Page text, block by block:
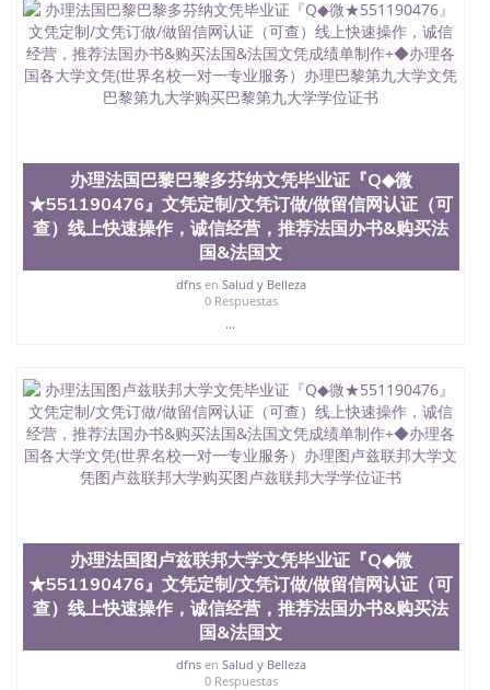
外文凭质量QQ微信551190476国外本科毕业证怎么办
理QQ微信551190476国外大学文凭真制作QQ微信
551190476办国外文凭可找工作QQ微信551190476国
外大学有毕业证QQ微信551190476办理国外毕业证价
格QQ微信551190476国外编号查询QQ微信551190476
551190476 国外资格证书办理QQ微信551190476如何
办理学历认证QQ微信551190476海外文凭认证办理
QQ微信551190476 圣何塞州立大学（San Jose State
University, 又译为“圣荷西州立大学”）成立于1857
年，简称SJSU，是加州历史悠久的大学之一，也是美
西地区的公立大学之一。位于圣何塞市San Jose中
心，占地154公顷。它是一所位于加利福尼亚州的著
名综合性公立大学，它以极高的就业率，全美名列前
合性大学，每年有来自世界各地的成百上千的海外学
生前往求学。 至今，这是一所在世界上享有学术地
位、声誉、实习机会和影响力的高等教育机构，并获
誉为美国本科教育质量的核心代表。其计算机系与会
计系更是在当今美国大学教学排名中表现优异。其毕
业生大多可以在其所处地域的世界硅谷中心得到工作
(UC)，还是加州州立大学系统(CSU), 圣何塞州立大学
都占据着加州所有大学中的地理位置。 圣何塞州立大
学座落于硅谷(Silicon Valley), 于附近的旧金山-圣何塞
地区为全美的重要科技中心。约有学生三万人，超过
134种学士学科和65个硕士学科，并有来自世界60余
国的学生来此就读。其有名的科系如计算机科学，电
子工程学，工商管理学，艺术设计，和航空学等，深
办理法国巴黎巴黎多芬纳文凭毕业证『Q◆微
★551190476』文凭定制/文凭订做/做留信网认证（可
查）线上快速操作，诚信经营，推荐法国办书&购买法
国&法国文
dfnsen Salud y Belleza
0 Respuestas
...
办理法国图卢兹联邦大学文凭毕业证『Q◆微
★551190476』文凭定制/文凭订做/做留信网认证（可
查）线上快速操作，诚信经营，推荐法国办书&购买法
国&法国文
dfnsen Salud y Belleza
0 Respuestas